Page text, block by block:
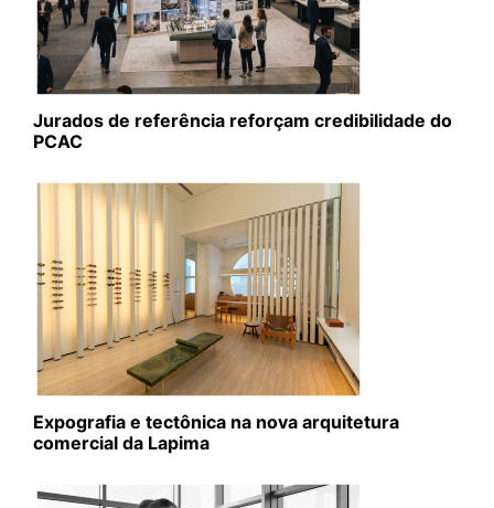
Jurados de referência reforçam credibilidade do
PCAC
Expografia e tectônica na nova arquitetura
comercial da Lapima